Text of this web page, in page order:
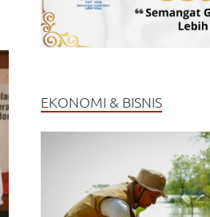
EKONOMI & BISNIS